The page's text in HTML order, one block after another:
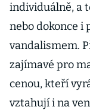
individuálně, a
nebo dokonce i
vandalismem.
zajímavé pro
cenou, kteří
vztahují i na